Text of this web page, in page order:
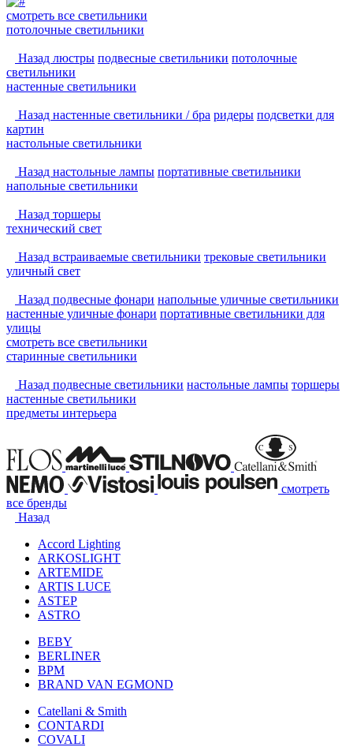
смотреть все светильники
потолочные светильники
Назад люстры подвесные светильники потолочные
светильники
настенные светильники
Назад настенные светильники / бра ридеры подсветки для
картин
настольные светильники
Назад настольные лампы портативные светильники
напольные светильники
Назад торшеры
технический свет
Назад встраиваемые светильники трековые светильники
уличный свет
Назад подвесные фонари напольные уличные светильники
настенные уличные фонари портативные светильники для
улицы
смотреть все светильники
старинные светильники
Назад подвесные светильники настольные лампы торшеры
настенные светильники
предметы интерьера
смотреть
все бренды
Назад
Accord Lighting
ARKOSLIGHT
ARTEMIDE
ARTIS LUCE
ASTEP
ASTRO
BEBY
BERLINER
BPM
BRAND VAN EGMOND
Catellani & Smith
CONTARDI
COVALI